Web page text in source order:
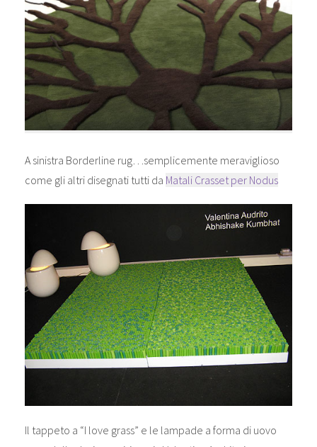
A sinistra Borderline rug…semplicemente meraviglioso
come gli altri disegnati tutti da Matali Crasset per Nodus
Il tappeto a “I love grass” e le lampade a forma di uovo